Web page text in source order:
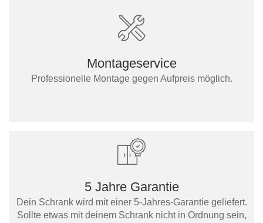
Montageservice
Professionelle Montage gegen Aufpreis möglich.
5 Jahre Garantie
Dein Schrank wird mit einer 5-Jahres-Garantie geliefert.
Sollte etwas mit deinem Schrank nicht in Ordnung sein,